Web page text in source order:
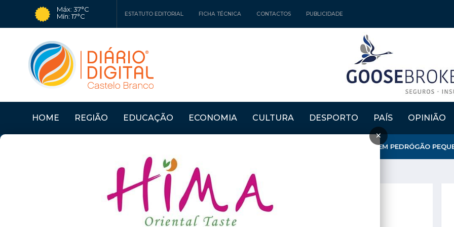
Máx: 37°C
Mín: 17°C
ESTATUTO EDITORIAL FICHA TÉCNICA CONTACTOS PUBLICIDADE
HOME REGIÃO EDUCAÇÃO ECONOMIA CULTURA DESPORTO PAÍS OPINIÃO
×
CÂMARA DA SERTÃ APONTA SITUAÇÃO "MUITO DIFÍCIL" DA EN2 EM PEDRÓGÃO